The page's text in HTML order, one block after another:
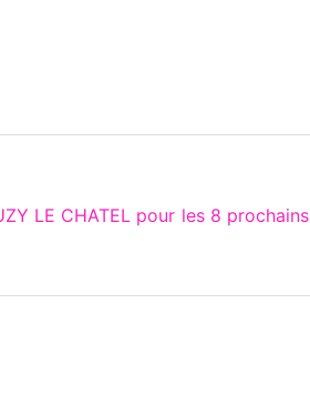
LE CHATEL pour les 8 prochains